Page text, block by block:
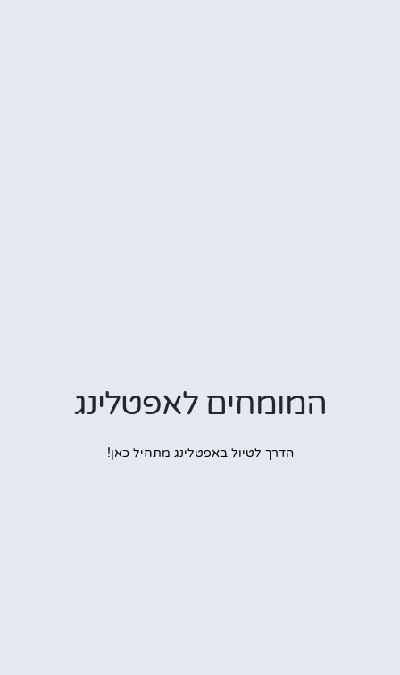
המומחים לאפטלינג
הדרך לטיול באפטלינג מתחיל כאן!